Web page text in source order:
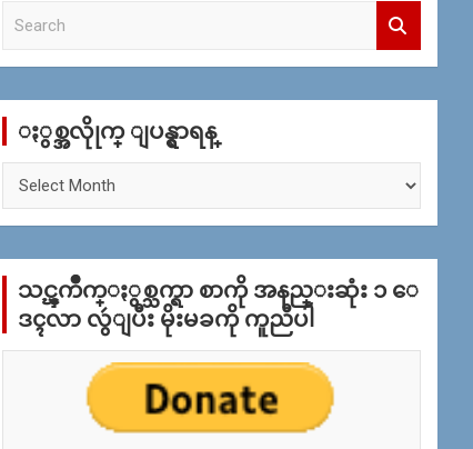
c
ႏွစ္အလိုုက္ ျပန္ရွာရန္
က္
န္
သင္ၾကိဳက္ႏွစ္သက္ရာ စာကို အနည္းဆုံး ၁ ေ
ဒၚလာ လွဴျပီး မိုးမခကို ကူညီပါ